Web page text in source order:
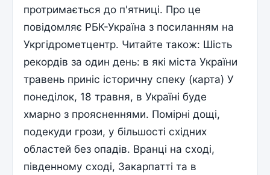
протримається до п'ятниці. Про це
повідомляє РБК-Україна з посиланням на
Укргідрометцентр. Читайте також: Шість
рекордів за один день: в які міста України
травень приніс історичну спеку (карта) У
понеділок, 18 травня, в Україні буде
хмарно з проясненнями. Помірні дощі,
подекуди грози, у більшості східних
областей без опадів. Вранці на сході,
південному сході, Закарпатті та в